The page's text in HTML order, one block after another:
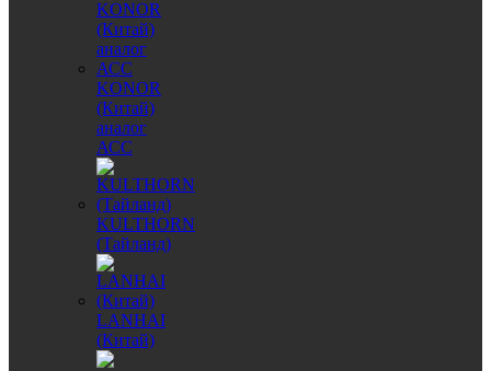
KONOR
(Китай)
аналог
АСС
KULTHORN
(Тайланд)
LANHAI
(Китай)